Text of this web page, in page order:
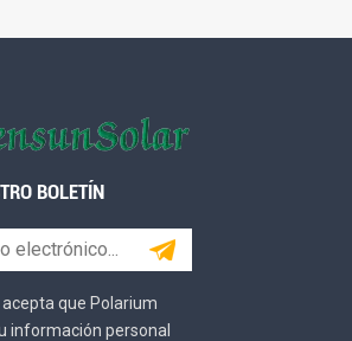
BOLETÍN
acepta que Polarium
información personal